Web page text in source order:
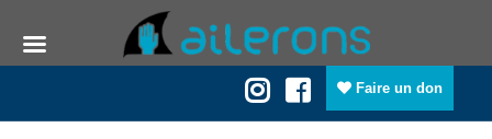
Faire un don